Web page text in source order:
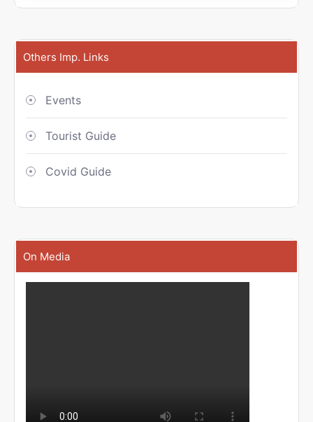
Others Imp. Links
Events
Tourist Guide
Covid Guide
On Media